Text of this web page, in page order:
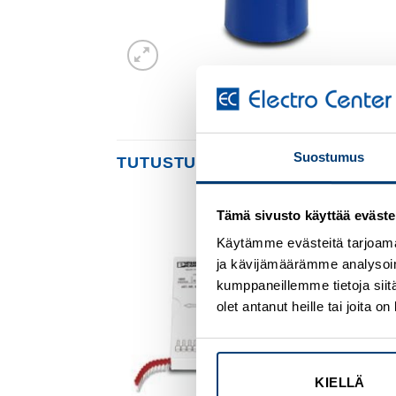
Suostumus
Tämä sivusto käyttää
Käytämme evästeitä
ja kävijämäärämme
kumppaneillemme tietoja
olet antanut heille tai joita
KIELLÄ
TUTUSTU MYÖS
Add to
wishlist